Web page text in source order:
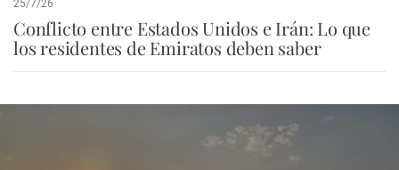
25/7/26
Conflicto entre Estados Unidos e Irán: Lo que
los residentes de Emiratos deben saber